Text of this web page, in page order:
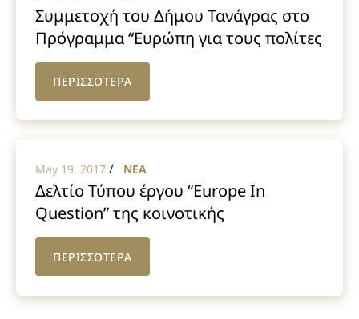
Συμμετοχή του Δήμου Τανάγρας στο
Πρόγραμμα “Ευρώπη για τους πολίτες
2014-2020” στην Εσθονία
ΠΕΡΙΣΣΟΤΕΡΑ
May 19, 2017 / NEA
Δελτίο Τύπου έργου “Europe In
Question” της κοινοτικής
πρωτοβουλίας Europe For Citizens
2014-2020
ΠΕΡΙΣΣΟΤΕΡΑ